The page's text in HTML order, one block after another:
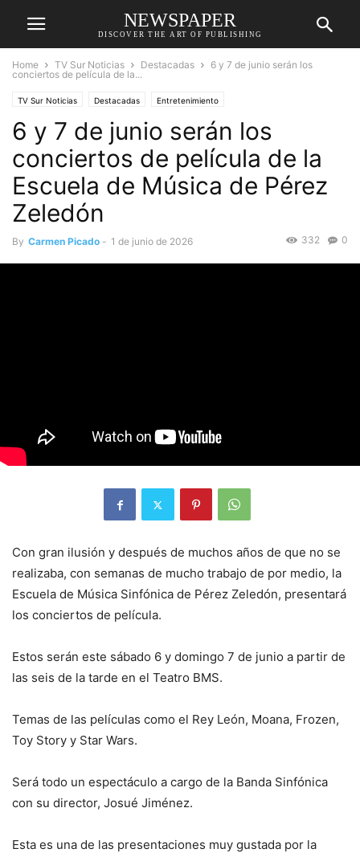
NEWSPAPER
DISCOVER THE ART OF PUBLISHING
Home TV Sur Noticias Destacadas
6 y 7 de junio serán los
conciertos de película de la...
TV Sur Noticias Destacadas Entretenimiento
6 y 7 de junio serán los
conciertos de película de la
Escuela de Música de Pérez
Zeledón
By Carmen Picado - 1 de junio de 2026 0
332
Con gran ilusión y después de muchos años de que no se
realizaba, con semanas de mucho trabajo de por medio, la
Escuela de Música Sinfónica de Pérez Zeledón, presentará
los conciertos de película.
Estos serán este sábado 6 y domingo 7 de junio a partir de
las seis de la tarde en el Teatro BMS.
Temas de las películas como el Rey León, Moana, Frozen,
Toy Story y Star Wars.
Será todo un espectáculo a cargo de la Banda Sinfónica
con su director, Josué Jiménez.
Esta es una de las presentaciones muy gustada por la